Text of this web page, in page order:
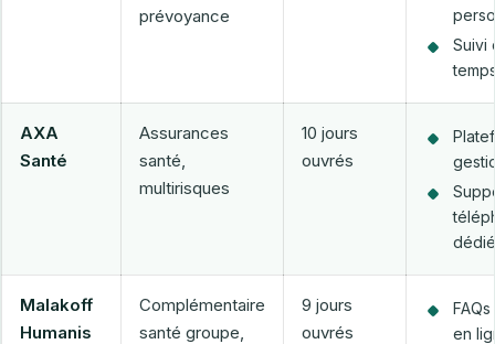
prévoyance
Suivi
AXA
Santé
Assurances
santé,
multirisques
10 jours
ouvrés
dédié
Malakoff
Humanis
Complémentaire
santé groupe,
9 jours
ouvrés
en